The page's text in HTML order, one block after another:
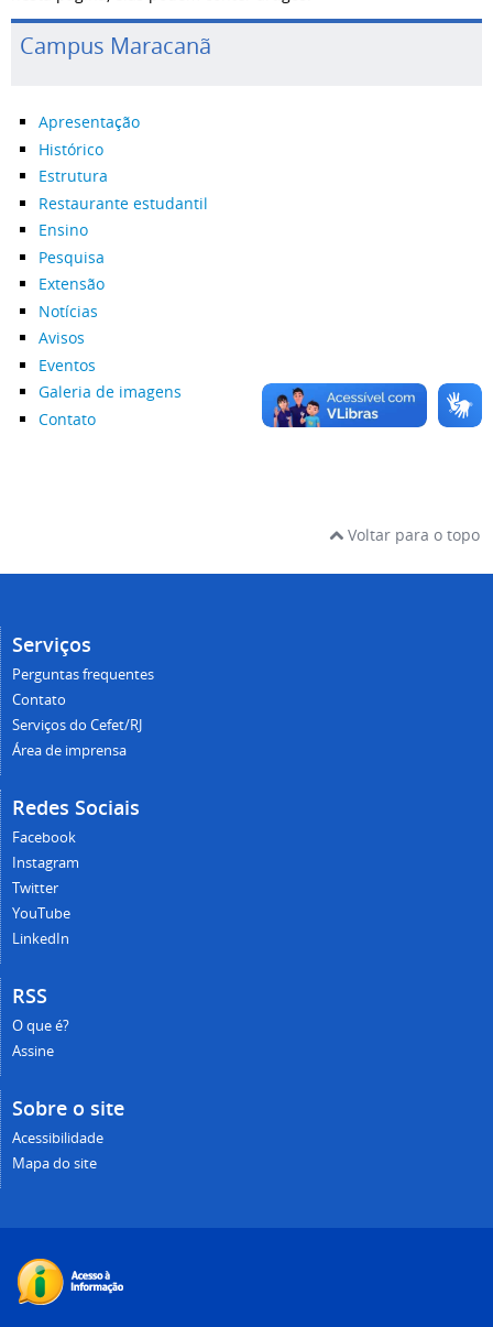
Campus Maracanã
Apresentação
Histórico
Estrutura
Restaurante estudantil
Ensino
Pesquisa
Extensão
Notícias
Avisos
Eventos
Galeria de imagens
Contato
Voltar para o topo
Serviços
Perguntas frequentes
Contato
Serviços do Cefet/RJ
Área de imprensa
Redes Sociais
Facebook
Instagram
Twitter
YouTube
LinkedIn
RSS
O que é?
Assine
Sobre o site
Acessibilidade
Mapa do site